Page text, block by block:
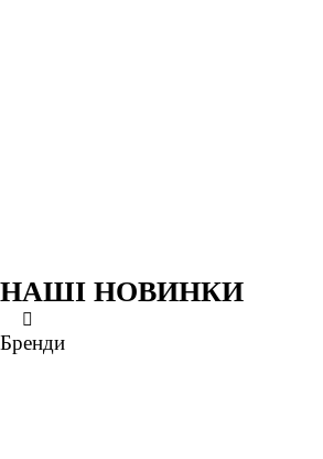
НАШІ НОВИНКИ
XSSM
ще кольори
XSSM
ще кольори
XSSM
XSSM
ще кольори
Бренди